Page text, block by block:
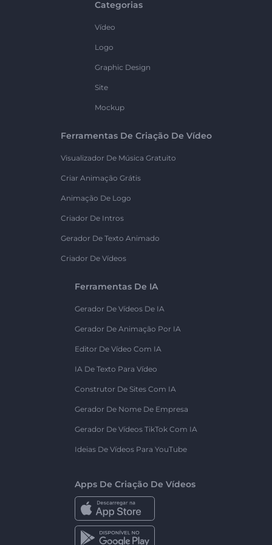
Categorias
Vídeo
Logo
Graphic Design
Site
Mockup
Ferramentas De Criação De Vídeo
Visualizador De Música Gratuito
Criar Animação Grátis
Animação De Logo
Criador De Intros
Gerador De Texto Animado
Criador De Vídeos
Ferramentas De IA
Gerador De Vídeos De IA
Gerador De Animação Por IA
Editor De Vídeo Com IA
IA De Texto Para Vídeo
Construtor De Sites Com IA
Gerador De Nome De Empresa
Gerador De Vídeos TikTok Com IA
Ideias De Vídeos Para YouTube
Apps De Criação De Vídeos